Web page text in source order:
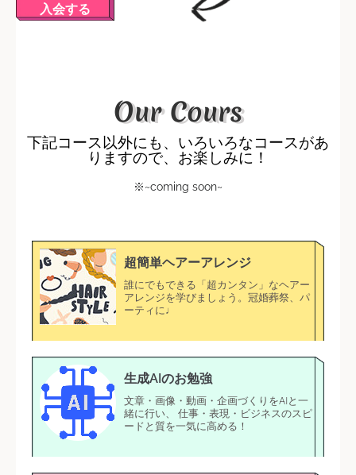
入会する
Our Cours
下記コース以外にも、いろいろなコースがあ
りますので、お楽しみに！
※~coming soon~
超簡単ヘアーアレンジ
誰にでもできる「超カンタン」なヘアー
アレンジを学びましょう。冠婚葬祭、パ
ーティに♩
生成AIのお勉強
文章・画像・動画・企画づくりをAIと一
緒に行い、 仕事・表現・ビジネスのスピ
ードと質を一気に高める！